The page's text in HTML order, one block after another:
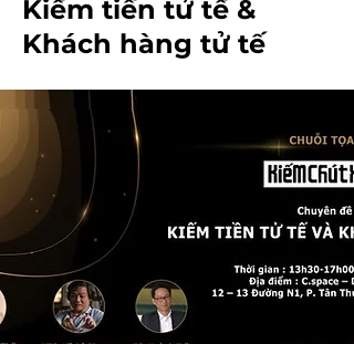
Kiếm tiền tử tế &
Khách hàng tử tế